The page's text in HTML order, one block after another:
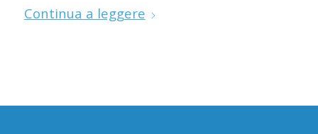
Continua a leggere